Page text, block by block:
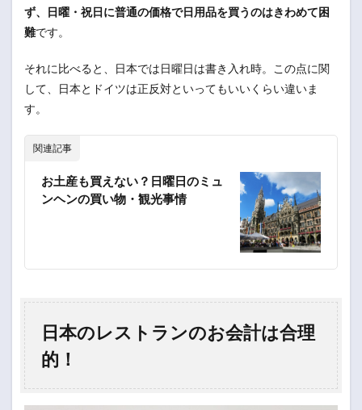
ず、日曜・祝日に普通の価格で日用品を買うのはきわめて困
難です。
それに比べると、日本では日曜日は書き入れ時。この点に関
して、日本とドイツは正反対といってもいいくらい違いま
す。
関連記事
お土産も買えない？日曜日のミュ
ンヘンの買い物・観光事情
日本のレストランのお会計は合理
的！